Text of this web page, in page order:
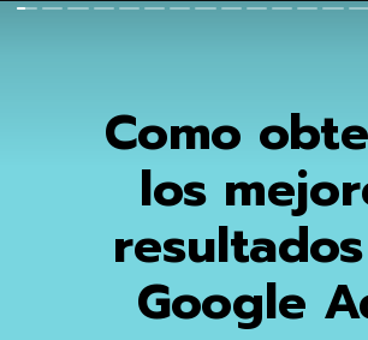
Como
los
Google